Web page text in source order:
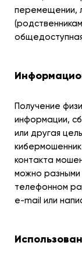
перемещении,
Получение
информации,
или другая
контакта
можно разными
телефонном
e-mail или